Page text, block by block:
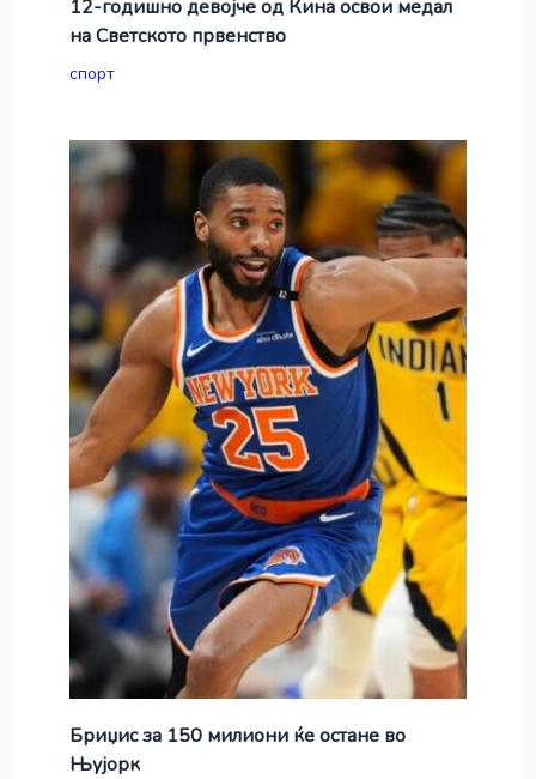
12-годишно девојче од Кина освои медал
на Светското првенство
спорт
Бриџис за 150 милиони ќе остане во
Њујорк